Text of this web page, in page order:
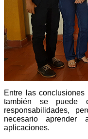
Entre las
también se puede
responsabilidades,
necesario
aplicaciones.